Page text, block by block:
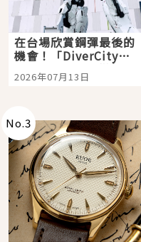
在台場欣賞鋼彈最後的
機會！「DiverCity
Tokyo Plaza」搭船、
購物、美食及夜景，一
2026年07月13日
No.3